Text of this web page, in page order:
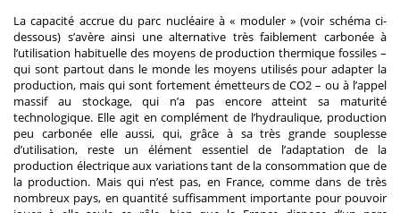
La capacité accrue du parc nucléaire à « moduler » (voir schéma ci-
dessous) s’avère ainsi une alternative très faiblement carbonée à
l’utilisation habituelle des moyens de production thermique fossiles –
qui sont partout dans le monde les moyens utilisés pour adapter la
production, mais qui sont fortement émetteurs de CO2 – ou à l’appel
massif au stockage, qui n’a pas encore atteint sa maturité
technologique. Elle agit en complément de l’hydraulique, production
peu carbonée elle aussi, qui, grâce à sa très grande souplesse
d’utilisation, reste un élément essentiel de l’adaptation de la
production électrique aux variations tant de la consommation que de
la production. Mais qui n’est pas, en France, comme dans de très
nombreux pays, en quantité suffisamment importante pour pouvoir